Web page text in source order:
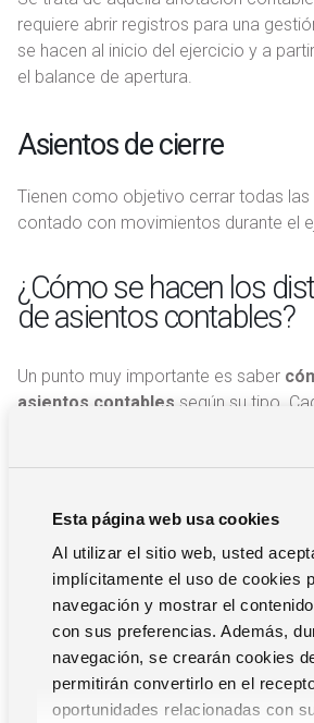
Esta página web usa cookies
Al utilizar el sitio web, usted
implícitamente el uso de cookies
navegación y mostrar el
con sus preferencias. Además,
navegación, se crearán cookies
permitirán convertirlo en el
oportunidades relacionadas con
requiere abrir registros para una
se hacen al inicio del ejercicio y a
el balance de apertura.
Asientos de cierre
Tienen como objetivo cerrar todas las
contado con movimientos durante el
¿Cómo se hacen los
de asientos contables?
Un punto muy importante es saber
asientos contables según su tipo.
realiza una empresa, tanto si es un
gasto, debe quedar registrada en la
Los asientos contables se reflejan en
derecha el haber, mostrando las
correspondan, una columna central en
nombre y el número de la cuenta, y
izquierda en la que aparece la
“Debe”.
A modo de ejemplo para un tipo de